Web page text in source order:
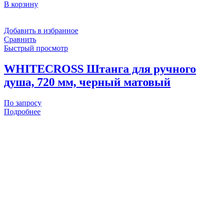
В корзину
Добавить в избранное
Сравнить
Быстрый просмотр
WHITECROSS Штанга для ручного
душа, 720 мм, черный матовый
По запросу
Подробнее